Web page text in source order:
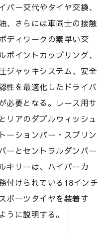
バー交代やタイヤ交換、
、さらには車同士の接触
ディワークの素早い交
イントカップリング、
ジャッキシステム、安全
性を最適化したドライバ
必要となる。レース用サ
リアのダブルウィッシュ
ーションバー・スプリン
ーとセントラルダンパー
キリーは、ハイパーカ
付けられている18インチ
ポーツタイヤを装着す
うに説明する。